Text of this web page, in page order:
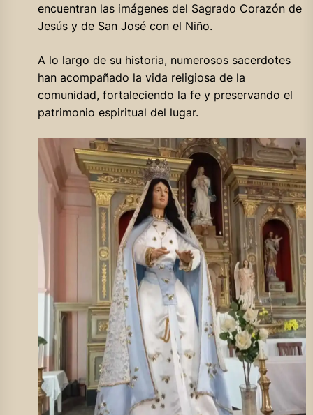
encuentran las imágenes del Sagrado Corazón de
Jesús y de San José con el Niño.
A lo largo de su historia, numerosos sacerdotes
han acompañado la vida religiosa de la
comunidad, fortaleciendo la fe y preservando el
patrimonio espiritual del lugar.